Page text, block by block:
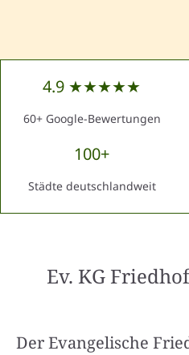
4.9 ★★★★★
60+ Google-Bewertungen
100+
Städte deutschlandweit
Ev. KG Friedhof
Der Evangelische